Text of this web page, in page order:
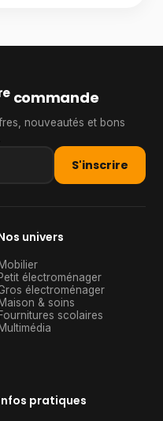
commande
nouveautés et bons
S'inscrire
univers
Mobilier
Petit électroménager
électroménager
Maison & soins
Fournitures scolaires
Multimédia
pratiques